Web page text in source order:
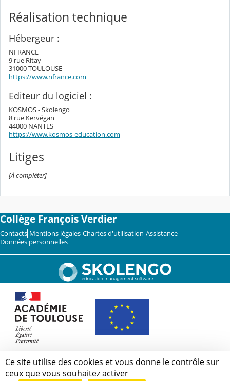
Réalisation technique
Hébergeur :
NFRANCE
9 rue Ritay
31000 TOULOUSE
https://www.nfrance.com
Editeur du logiciel :
KOSMOS - Skolengo
8 rue Kervégan
44000 NANTES
https://www.kosmos-education.com
Litiges
[À compléter]
Collège François Verdier
Contacts Mentions légales Chartes d'utilisation Assistance
Données personnelles
Ce site utilise des cookies et vous donne le contrôle sur
ceux que vous souhaitez activer